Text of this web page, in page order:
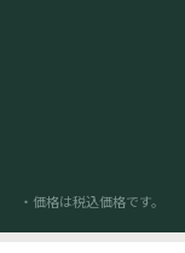
・価格は税込価格です。